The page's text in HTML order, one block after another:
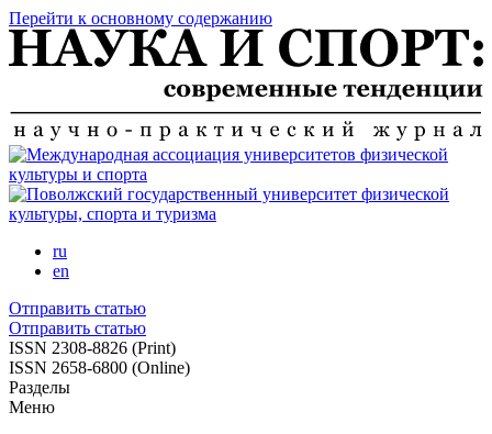
Перейти к основному содержанию
ru
en
Отправить статью
Отправить статью
ISSN 2308-8826 (Print)
ISSN 2658-6800 (Online)
Разделы
Меню